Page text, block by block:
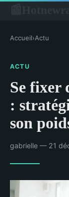
Accueil›Actu
ACTU
Se fixer
:
son
gabrielle — 21